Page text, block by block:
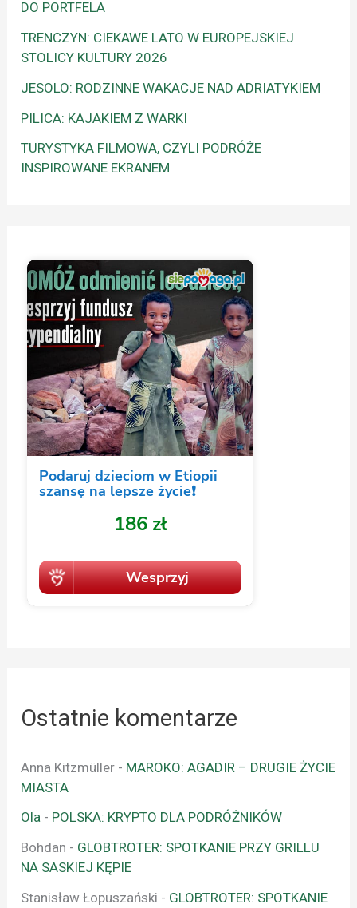
DO PORTFELA
TRENCZYN: CIEKAWE LATO W EUROPEJSKIEJ
STOLICY KULTURY 2026
JESOLO: RODZINNE WAKACJE NAD ADRIATYKIEM
PILICA: KAJAKIEM Z WARKI
TURYSTYKA FILMOWA, CZYLI PODRÓŻE
INSPIROWANE EKRANEM
Ostatnie komentarze
Anna Kitzmüller - MAROKO: AGADIR – DRUGIE ŻYCIE
MIASTA
Ola - POLSKA: KRYPTO DLA PODRÓŻNIKÓW
Bohdan - GLOBTROTER: SPOTKANIE PRZY GRILLU
NA SASKIEJ KĘPIE
Stanisław Łopuszański - GLOBTROTER: SPOTKANIE